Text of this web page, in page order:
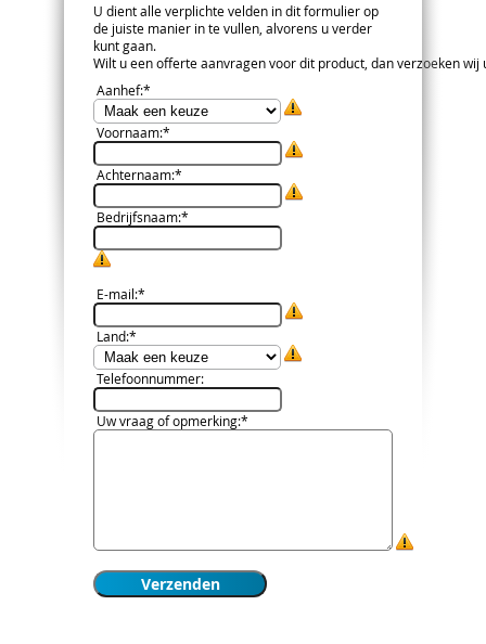
U dient alle verplichte velden in dit formulier op
de juiste manier in te vullen, alvorens u verder
kunt gaan.
Wilt u een offerte aanvragen voor dit product, dan verzoeken
Aanhef:*
Voornaam:*
Achternaam:*
Bedrijfsnaam:*
E-mail:*
Land:*
Telefoonnummer:
Uw vraag of opmerking:*